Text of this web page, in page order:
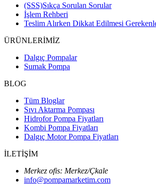
(SSS)Sıkça Sorulan Sorular
İşlem Rehberi
Teslim Alırken Dikkat Edilmesi
ÜRÜNLERİMİZ
Dalgıç Pompalar
Sumak Pompa
BLOG
Tüm Bloglar
Sıvı Aktarma Pompası
Hidrofor Pompa Fiyatları
Kombi Pompa Fiyatları
Dalgıç Motor Pompa Fiyatları
İLETİŞİM
Merkez ofis: Merkez/Çkale
info@pompamarketim.com